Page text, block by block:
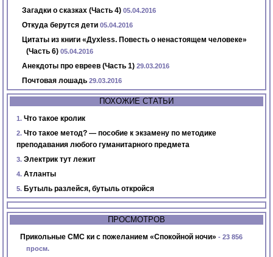
Загадки о сказках (Часть 4) 05.04.2016
Откуда берутся дети 05.04.2016
Цитаты из книги «Духless. Повесть о ненастоящем человеке»
(Часть 6) 05.04.2016
Анекдоты про евреев (Часть 1) 29.03.2016
Почтовая лошадь 29.03.2016
ПОХОЖИЕ СТАТЬИ
Что такое кролик
Что такое метод? — пособие к экзамену по методике
преподавания любого гуманитарного предмета
Электрик тут лежит
Атланты
Бутыль разлейся, бутыль откройся
ПРОСМОТРОВ
Прикольные СМС ки с пожеланием «Спокойной ночи» - 23 856
просм.